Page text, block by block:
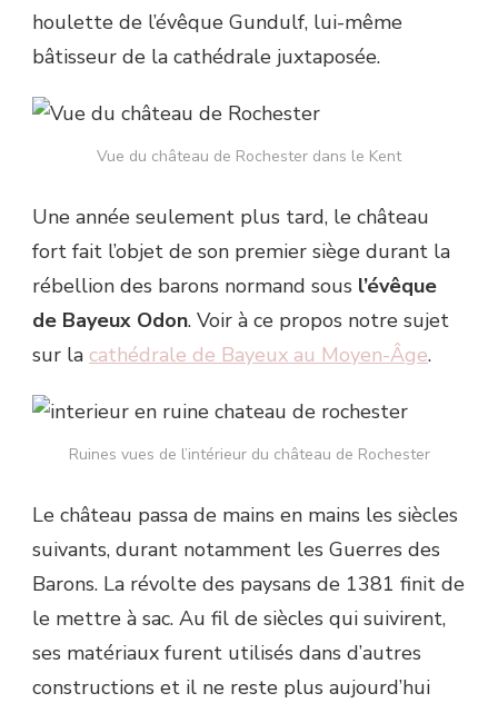
houlette de l’évêque Gundulf, lui-même
bâtisseur de la cathédrale juxtaposée.
Vue du château de Rochester dans le Kent
Une année seulement plus tard, le château
fort fait l’objet de son premier siège durant la
rébellion des barons normand sous l’évêque
de Bayeux Odon. Voir à ce propos notre sujet
sur la cathédrale de Bayeux au Moyen-Âge.
Ruines vues de l’intérieur du château de Rochester
Le château passa de mains en mains les siècles
suivants, durant notamment les Guerres des
Barons. La révolte des paysans de 1381 finit de
le mettre à sac. Au fil de siècles qui suivirent,
ses matériaux furent utilisés dans d’autres
constructions et il ne reste plus aujourd’hui